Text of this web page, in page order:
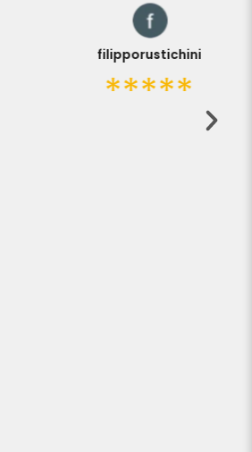
filipporustichini